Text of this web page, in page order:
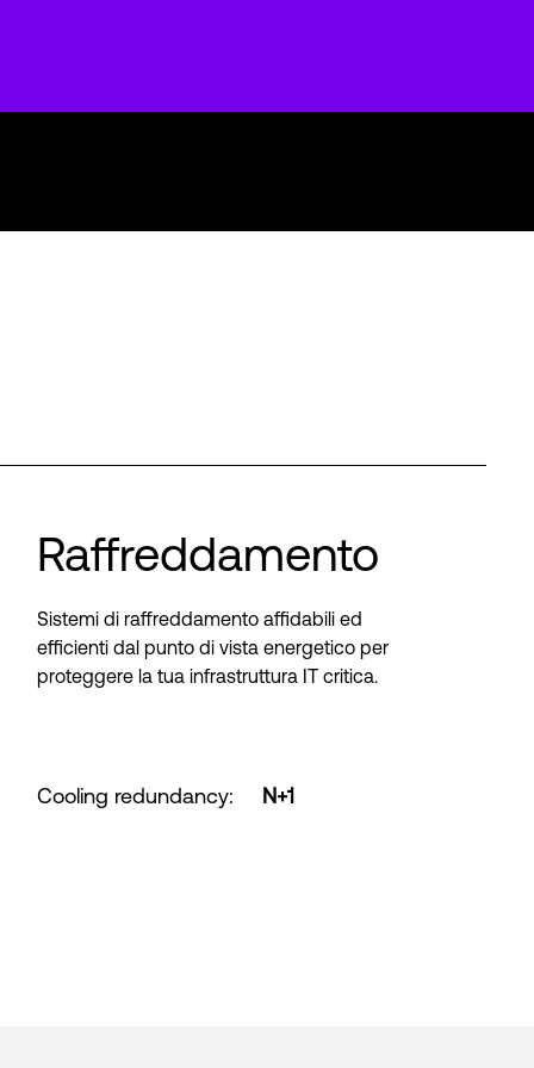
Raffreddamento
Sistemi di raffreddamento affidabili ed
efficienti dal punto di vista energetico per
proteggere la tua infrastruttura IT critica.
Cooling redundancy: N+1